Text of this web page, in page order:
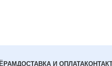
ДОСТАВКА И ОПЛАТА